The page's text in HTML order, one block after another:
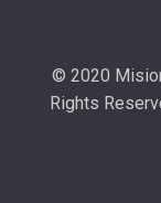
© 2020
Rights